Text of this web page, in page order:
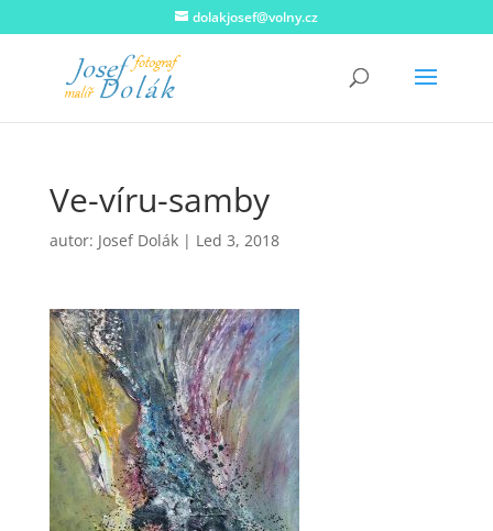
dolakjosef@volny.cz
Ve-víru-samby
autor: Josef Dolák| Led 3, 2018